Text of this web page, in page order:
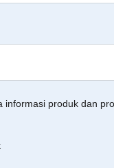
informasi produk dan